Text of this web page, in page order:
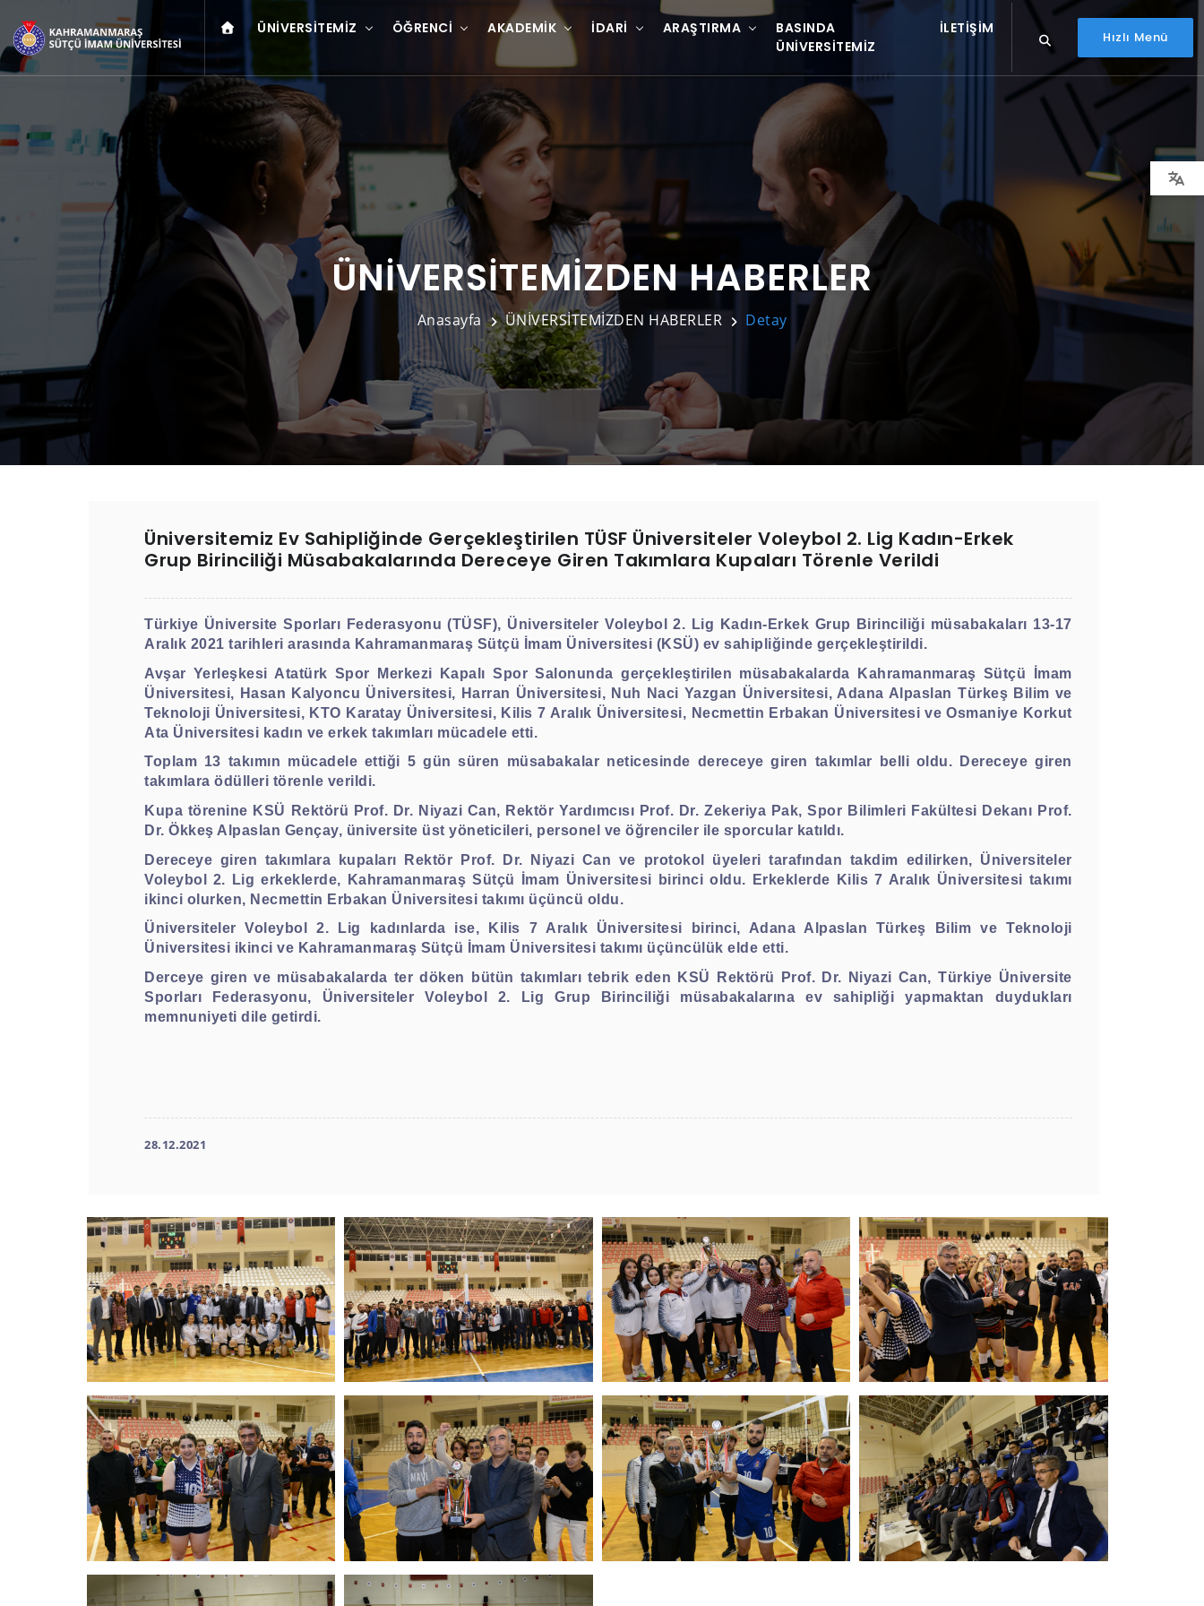
ÜNIVERSITEMIZ ÖĞRENCI AKADEMIK İDARI ARAŞTIRMA
BASINDA
ÜNIVERSITEMIZ
İLETIŞIM
Hızlı Menü
ÜNİVERSİTEMİZDEN HABERLER
Anasayfa ÜNİVERSİTEMİZDEN HABERLER Detay
Üniversitemiz Ev Sahipliğinde Gerçekleştirilen TÜSF Üniversiteler Voleybol 2. Lig Kadın-Erkek
Grup Birinciliği Müsabakalarında Dereceye Giren Takımlara Kupaları Törenle Verildi
Türkiye Üniversite Sporları Federasyonu (TÜSF), Üniversiteler Voleybol 2. Lig Kadın-Erkek Grup Birinciliği müsabakaları 13-17
Aralık 2021 tarihleri arasında Kahramanmaraş Sütçü İmam Üniversitesi (KSÜ) ev sahipliğinde gerçekleştirildi.
Avşar Yerleşkesi Atatürk Spor Merkezi Kapalı Spor Salonunda gerçekleştirilen müsabakalarda Kahramanmaraş Sütçü İmam
Üniversitesi, Hasan Kalyoncu Üniversitesi, Harran Üniversitesi, Nuh Naci Yazgan Üniversitesi, Adana Alpaslan Türkeş Bilim ve
Teknoloji Üniversitesi, KTO Karatay Üniversitesi, Kilis 7 Aralık Üniversitesi, Necmettin Erbakan Üniversitesi ve Osmaniye Korkut
Ata Üniversitesi kadın ve erkek takımları mücadele etti.
Toplam 13 takımın mücadele ettiği 5 gün süren müsabakalar neticesinde dereceye giren takımlar belli oldu. Dereceye giren
takımlara ödülleri törenle verildi.
Kupa törenine KSÜ Rektörü Prof. Dr. Niyazi Can, Rektör Yardımcısı Prof. Dr. Zekeriya Pak, Spor Bilimleri Fakültesi Dekanı Prof.
Dr. Ökkeş Alpaslan Gençay, üniversite üst yöneticileri, personel ve öğrenciler ile sporcular katıldı.
Dereceye giren takımlara kupaları Rektör Prof. Dr. Niyazi Can ve protokol üyeleri tarafından takdim edilirken, Üniversiteler
Voleybol 2. Lig erkeklerde, Kahramanmaraş Sütçü İmam Üniversitesi birinci oldu. Erkeklerde Kilis 7 Aralık Üniversitesi takımı
ikinci olurken, Necmettin Erbakan Üniversitesi takımı üçüncü oldu.
Üniversiteler Voleybol 2. Lig kadınlarda ise, Kilis 7 Aralık Üniversitesi birinci, Adana Alpaslan Türkeş Bilim ve Teknoloji
Üniversitesi ikinci ve Kahramanmaraş Sütçü İmam Üniversitesi takımı üçüncülük elde etti.
Derceye giren ve müsabakalarda ter döken bütün takımları tebrik eden KSÜ Rektörü Prof. Dr. Niyazi Can, Türkiye Üniversite
Sporları Federasyonu, Üniversiteler Voleybol 2. Lig Grup Birinciliği müsabakalarına ev sahipliği yapmaktan duydukları
memnuniyeti dile getirdi.
28.12.2021